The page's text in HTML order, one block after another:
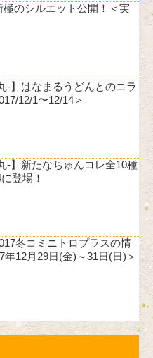
極のシルエット公開！＜実
-】はなまるうどんとのコラ
12/1〜12/14＞
-】新たなちゅんコレ全10種
登場！
冬コミニトロプラスの情
年12月29日(金)～31日(日)＞